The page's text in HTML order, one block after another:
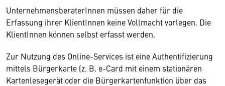
UnternehmensberaterInnen müssen daher für die
Erfassung ihrer KlientInnen keine Vollmacht vorlegen. Die
KlientInnen können selbst erfasst werden.
Zur Nutzung des Online-Services ist eine Authentifizierung
mittels Bürgerkarte (z. B. e-Card mit einem stationären
Kartenlesegerät oder die Bürgerkartenfunktion über das